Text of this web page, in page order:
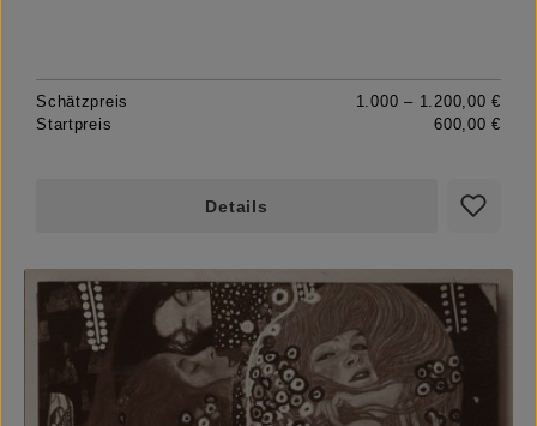
Schätzpreis
1.000 – 1.200,00 €
Startpreis
600,00 €
Details